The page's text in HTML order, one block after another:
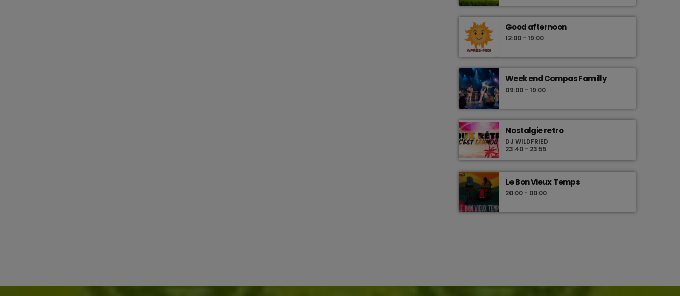
Good afternoon
12:00 - 19:00
Week end Compas Familly
09:00 - 19:00
Nostalgie retro
DJ WILDFRIED
23:40 - 23:55
Le Bon Vieux Temps
20:00 - 00:00